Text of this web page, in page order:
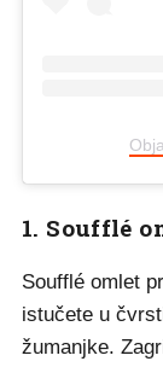
1. Soufflé
Soufflé omlet
istučete u
žumanjke.